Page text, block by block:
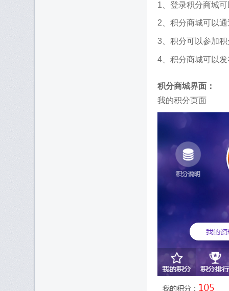
1、登录积分商城
2、积分商城可以
3、积分可以参加
4、积分商城可以
积分商城界面：
我